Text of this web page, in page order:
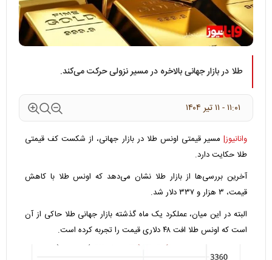
طلا در بازار جهانی بالاخره در مسیر نزولی حرکت می‌کند.
۱۱:۰۱ - ۱۱ تير ۱۴۰۴
وانانیوز| مسیر قیمتی اونس طلا در بازار جهانی، از شکست کف قیمتی
طلا حکایت دارد.
آخرین بررسی‌ها از بازار طلا نشان می‌دهد که اونس طلا با کاهش
قیمت، ۳ هزار و ۳۳۷ دلار شد.
البته در این میان، عملکرد یک ماه گذشته بازار جهانی طلا حاکی از آن
است که اونس طلا افت ۴۸ دلاری قیمت را تجربه کرده است.